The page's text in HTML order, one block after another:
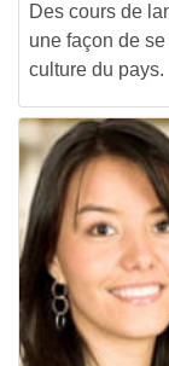
Des cours de
une façon de
culture du pays.